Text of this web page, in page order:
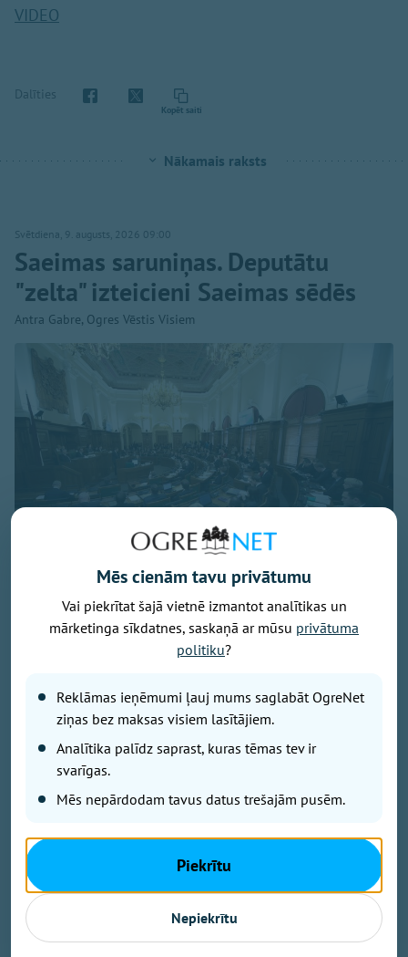
VIDEO
Dalīties
Kopēt saiti
Nākamais raksts
Svētdiena, 9. augusts, 2026 09:00
Saeimas saruniņas. Deputātu
"zelta" izteicieni Saeimas sēdēs
Antra Gabre, Ogres Vēstis Visiem
Foto: Saeima.lv
Parlamentā ievēlētās 100 gudrās galvas ir cilvēki ar
runā tikai par būtisko? Nē, protams! Tāpēc mēs jums
pastāstīsim, ko vēl un kā deputāti saka no tribīnes,
un kā villojas savā starpā.
«Cienījamā sēdes vadītāja! Kolēģi! Vēlreiz. Mani
tiešām pārsteidz deputāta Butāna nākšana,
uzstāšanās tur, kur politikas nav. Mēs runājam par
lielākā mūsu infrastruktūras objekta būvniecību. To
Mēs cienām tavu privātumu
Vai piekrītat šajā vietnē izmantot analītikas un
mārketinga sīkdatnes, saskaņā ar mūsu privātuma
politiku?
Reklāmas ieņēmumi ļauj mums saglabāt OgreNet
ziņas bez maksas visiem lasītājiem.
Analītika palīdz saprast, kuras tēmas tev ir
svarīgas.
Mēs nepārdodam tavus datus trešajām pusēm.
Piekrītu
Nepiekrītu